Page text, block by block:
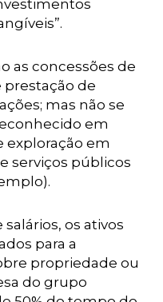
as concessões de
prestação de
mas não se
em
exploração em
serviços públicos
os ativos
para a
propriedade ou
do grupo